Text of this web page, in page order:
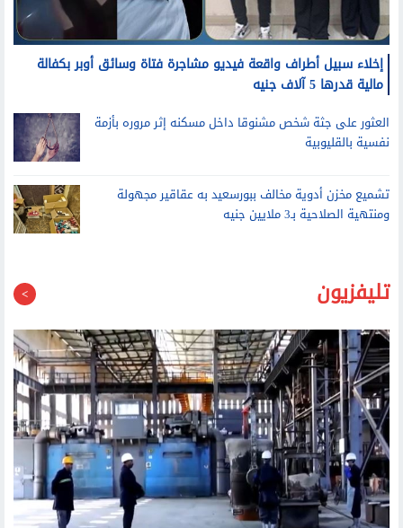
إخلاء سبيل أطراف واقعة فيديو مشاجرة فتاة وسائق أوبر بكفالة
مالية قدرها 5 آلاف جنيه
العثور على جثة شخص مشنوقا داخل مسكنه إثر مروره بأزمة
نفسية بالقليوبية
تشميع مخزن أدوية مخالف ببورسعيد به عقاقير مجهولة
ومنتهية الصلاحية بـ3 ملايين جنيه
تليفزيون